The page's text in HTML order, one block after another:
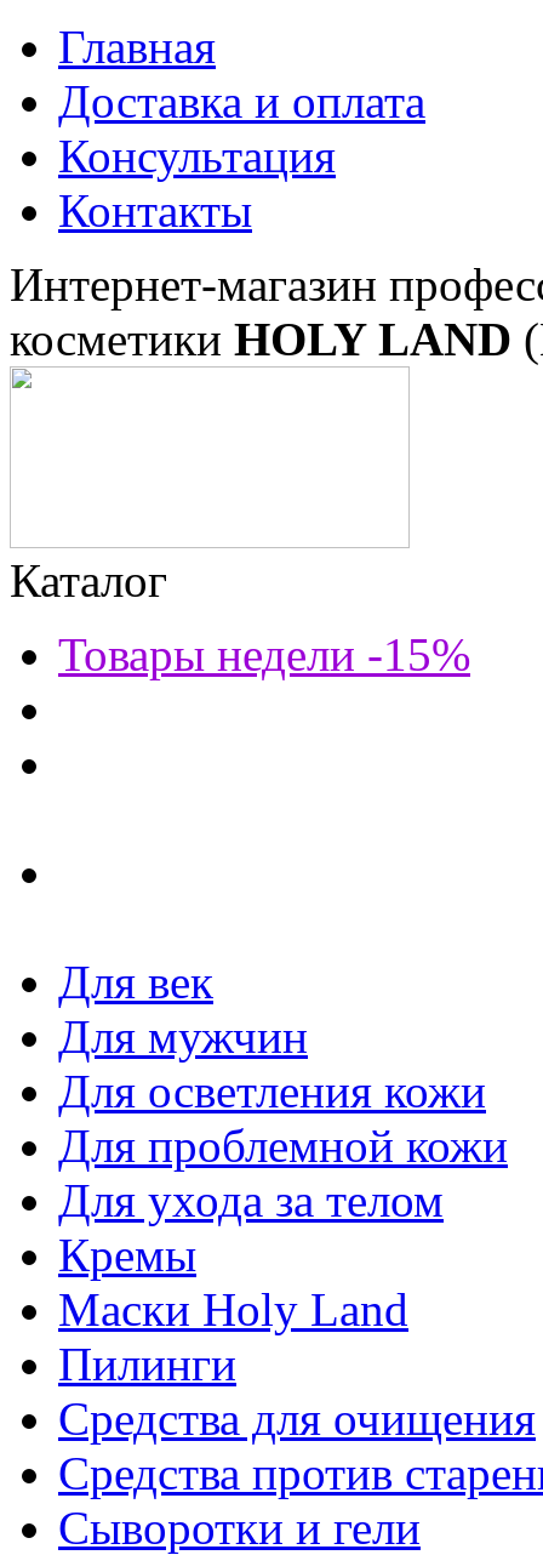
Главная
Доставка и оплата
Консультация
Контакты
Интернет-магазин
косметики HOLY LAND
Каталог
Товары недели -15%
Для век
Для мужчин
Для осветления кожи
Для проблемной кожи
Для ухода за телом
Кремы
Маски Holy Land
Пилинги
Средства для очищения
Средства против
Сыворотки и гели